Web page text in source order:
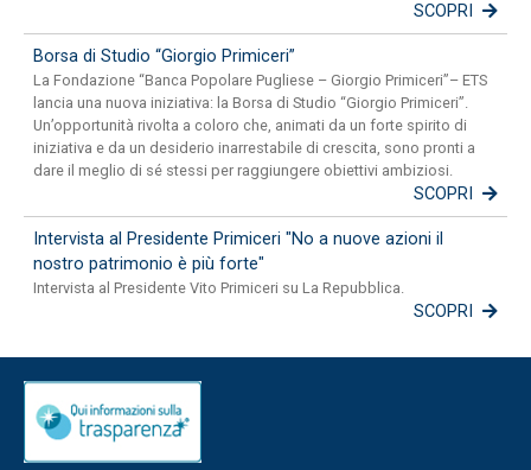
SCOPRI
Borsa di Studio “Giorgio Primiceri”
La Fondazione “Banca Popolare Pugliese – Giorgio Primiceri”– ETS
lancia una nuova iniziativa: la Borsa di Studio “Giorgio Primiceri”.
Un’opportunità rivolta a coloro che, animati da un forte spirito di
iniziativa e da un desiderio inarrestabile di crescita, sono pronti a
dare il meglio di sé stessi per raggiungere obiettivi ambiziosi.
SCOPRI
Intervista al Presidente Primiceri "No a nuove azioni il
nostro patrimonio è più forte"
Intervista al Presidente Vito Primiceri su La Repubblica.
SCOPRI